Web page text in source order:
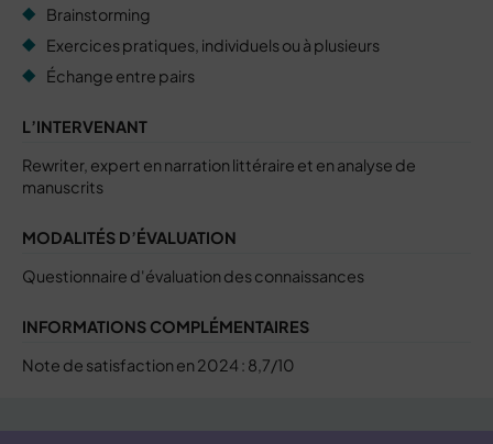
Brainstorming
Exercices pratiques, individuels ou à plusieurs
Échange entre pairs
L’INTERVENANT
Rewriter, expert en narration littéraire et en analyse de
manuscrits
MODALITÉS D’ÉVALUATION
Questionnaire d'évaluation des connaissances
INFORMATIONS COMPLÉMENTAIRES
Note de satisfaction en 2024 : 8,7/10